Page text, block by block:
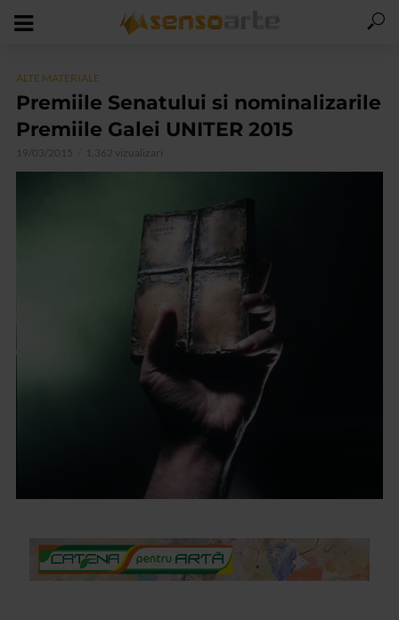
ALTE MATERIALE
Premiile Senatului si nominalizarile
Premiile Galei UNITER 2015
19/03/2015 1.362 vizualizari